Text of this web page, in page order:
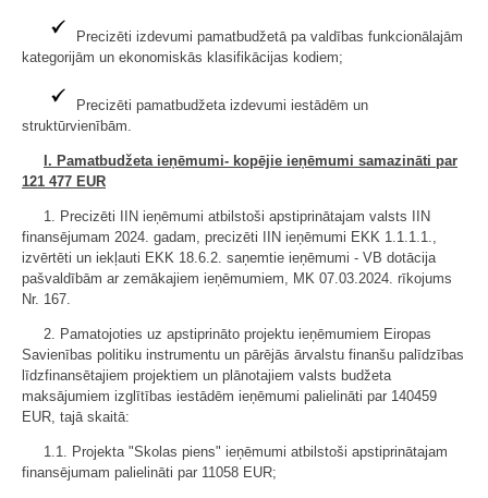
Precizēti izdevumi pamatbudžetā pa valdības funkcionālajām
kategorijām un ekonomiskās klasifikācijas kodiem;
Precizēti pamatbudžeta izdevumi iestādēm un
struktūrvienībām.
I. Pamatbudžeta ieņēmumi- kopējie ieņēmumi samazināti par
121 477 EUR
1. Precizēti IIN ieņēmumi atbilstoši apstiprinātajam valsts IIN
finansējumam 2024. gadam, precizēti IIN ieņēmumi EKK 1.1.1.1.,
izvērtēti un iekļauti EKK 18.6.2. saņemtie ieņēmumi - VB dotācija
pašvaldībām ar zemākajiem ieņēmumiem, MK 07.03.2024. rīkojums
Nr. 167.
2. Pamatojoties uz apstiprināto projektu ieņēmumiem Eiropas
Savienības politiku instrumentu un pārējās ārvalstu finanšu palīdzības
līdzfinansētajiem projektiem un plānotajiem valsts budžeta
maksājumiem izglītības iestādēm ieņēmumi palielināti par 140459
EUR, tajā skaitā:
1.1. Projekta "Skolas piens" ieņēmumi atbilstoši apstiprinātajam
finansējumam palielināti par 11058 EUR;